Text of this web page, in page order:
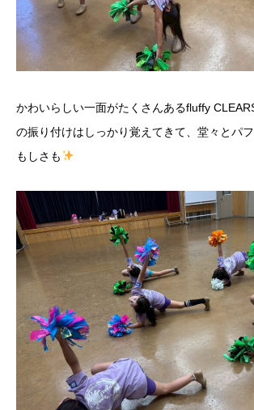
かわいらしい一面がたくさんあるfluffy
の振り付けはしっかり覚えてきて、堂々とパ
もしさも